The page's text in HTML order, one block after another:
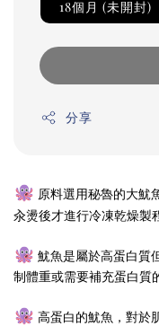
18個月 (未開封)
分享
原料選用秘魯的大魷
汆燙後才進行冷凍乾燥製
魷魚是屬於高蛋白質
制體重或需要補充蛋白質
高蛋白的魷魚，對於